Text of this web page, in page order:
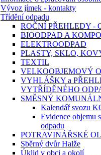
Vývoz jímek - kontakty
Třídění odpadu
ROČNÍ PŘEHLEDY -
BIOODPAD A
ELEKTROODPAD
PLASTY, SKLO,
TEXTIL
VELKOOBJEMOVÝ
VYHLÁŠKY a
VYTŘÍDĚNÉHO
SMĚSNÝ
Kalendář svozu
Evidence objemu
odpadu
POTRAVINÁŘSKÉ
Sběrný dvůr Halže
Úklid v obci a okolí